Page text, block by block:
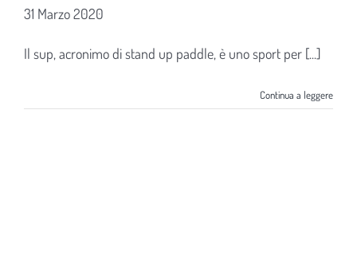
31 Marzo 2020
Il sup, acronimo di stand up paddle, è uno sport per [...]
Continua a leggere